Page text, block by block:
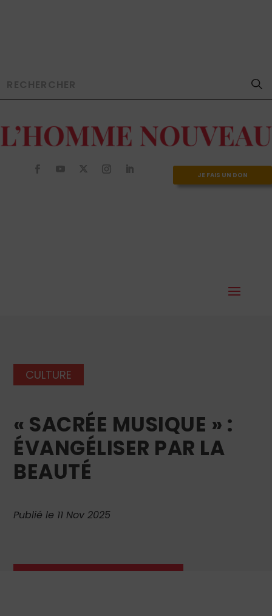
JE FAIS UN DON
CULTURE
« SACRÉE MUSIQUE » :
ÉVANGÉLISER PAR LA
BEAUTÉ
Publié le 11 Nov 2025